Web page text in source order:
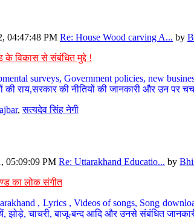
04:47:48 PM Re: House Wood carving A... by
के विकास से संबंधित मुद्दे !
surveys, Government policies, new
की राय,सरकार की नीतियों की जानकारी और उन पर
,सत्यदेव सिंह नेगी
05:09:09 PM Re: Uttarakhand Educatio... by
का लोक संगीत
, Lyrics , Videos of songs, Song
झोड़े, चाचरी, बाजू-बन्द आदि और उनसे संबंधित